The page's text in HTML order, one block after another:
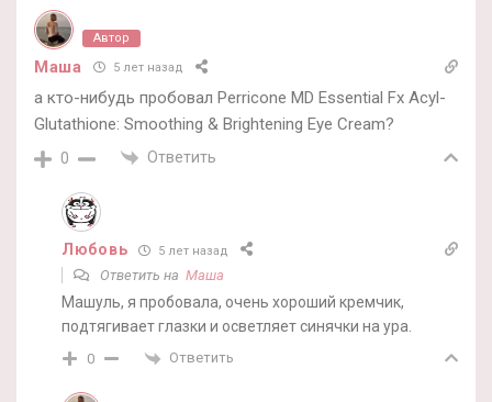
Автор
Маша 5 лет назад
а кто-нибудь пробовал Perricone MD Essential Fx Acyl-
Glutathione: Smoothing & Brightening Eye Cream?
0 Ответить
Любовь 5 лет назад
Ответить на Маша
Машуль, я пробовала, очень хороший кремчик,
подтягивает глазки и осветляет синячки на ура.
0 Ответить